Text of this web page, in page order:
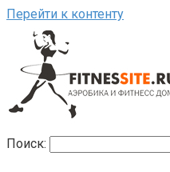
Перейти к контенту
Поиск: